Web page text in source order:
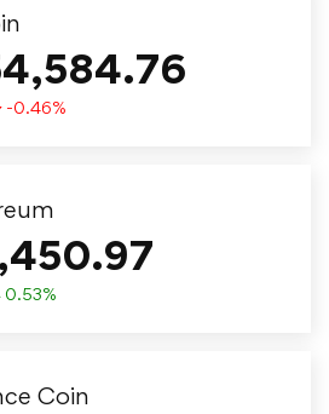
-0.46%
0.53%
Coin